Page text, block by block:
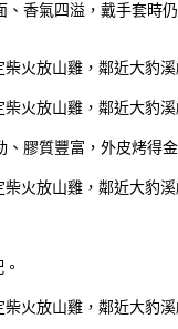
香氣四溢，戴手套時
膠質豐富，外皮烤得